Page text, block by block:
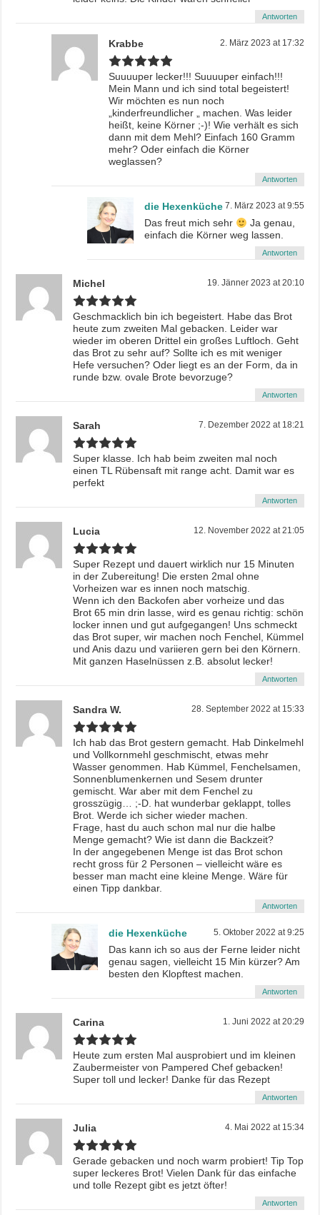
Antworten
Krabbe 2. März 2023 at 17:32
Suuuuper lecker!!! Suuuuper einfach!!!
Mein Mann und ich sind total begeistert!
Wir möchten es nun noch
„kinderfreundlicher „ machen. Was leider
heißt, keine Körner ;-)! Wie verhält es sich
dann mit dem Mehl? Einfach 160 Gramm
mehr? Oder einfach die Körner
weglassen?
Antworten
die Hexenküche 7. März 2023 at 9:55
Das freut mich sehr
Ja genau,
einfach die Körner weg lassen.
Antworten
Michel 19. Jänner 2023 at 20:10
Geschmacklich bin ich begeistert. Habe das Brot
heute zum zweiten Mal gebacken. Leider war
wieder im oberen Drittel ein großes Luftloch. Geht
das Brot zu sehr auf? Sollte ich es mit weniger
Hefe versuchen? Oder liegt es an der Form, da in
runde bzw. ovale Brote bevorzuge?
Antworten
Sarah 7. Dezember 2022 at 18:21
Super klasse. Ich hab beim zweiten mal noch
einen TL Rübensaft mit range acht. Damit war es
perfekt
Antworten
Lucia 12. November 2022 at 21:05
Super Rezept und dauert wirklich nur 15 Minuten
in der Zubereitung! Die ersten 2mal ohne
Vorheizen war es innen noch matschig.
Wenn ich den Backofen aber vorheize und das
Brot 65 min drin lasse, wird es genau richtig: schön
locker innen und gut aufgegangen! Uns schmeckt
das Brot super, wir machen noch Fenchel, Kümmel
und Anis dazu und variieren gern bei den Körnern.
Mit ganzen Haselnüssen z.B. absolut lecker!
Antworten
Sandra W. 28. September 2022 at 15:33
Ich hab das Brot gestern gemacht. Hab Dinkelmehl
und Vollkornmehl geschmischt, etwas mehr
Wasser genommen. Hab Kümmel, Fenchelsamen,
Sonnenblumenkernen und Sesem drunter
gemischt. War aber mit dem Fenchel zu
grosszügig… ;-D. hat wunderbar geklappt, tolles
Brot. Werde ich sicher wieder machen.
Frage, hast du auch schon mal nur die halbe
Menge gemacht? Wie ist dann die Backzeit?
In der angegebenen Menge ist das Brot schon
recht gross für 2 Personen – vielleicht wäre es
besser man macht eine kleine Menge. Wäre für
einen Tipp dankbar.
Antworten
die Hexenküche 5. Oktober 2022 at 9:25
Das kann ich so aus der Ferne leider nicht
genau sagen, vielleicht 15 Min kürzer? Am
besten den Klopftest machen.
Antworten
Carina 1. Juni 2022 at 20:29
Heute zum ersten Mal ausprobiert und im kleinen
Zaubermeister von Pampered Chef gebacken!
Super toll und lecker! Danke für das Rezept
Antworten
Julia 4. Mai 2022 at 15:34
Gerade gebacken und noch warm probiert! Tip Top
super leckeres Brot! Vielen Dank für das einfache
und tolle Rezept gibt es jetzt öfter!
Antworten